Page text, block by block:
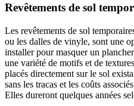
Revêtements de sol
Les revêtements de sol
ou les dalles de vinyle, sont une
installer pour masquer un
une variété de motifs et de
placés directement sur le sol
sans les tracas et les coûts
Elles dureront quelques années